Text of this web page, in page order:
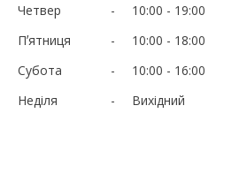
Четвер
10:00
19:00
Пʼятниця
10:00
18:00
Субота
10:00
16:00
Неділя
Вихідний